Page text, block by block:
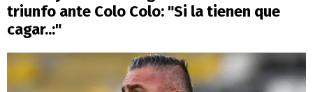
triunfo ante Colo Colo: "Si la tienen que
cagar..:"